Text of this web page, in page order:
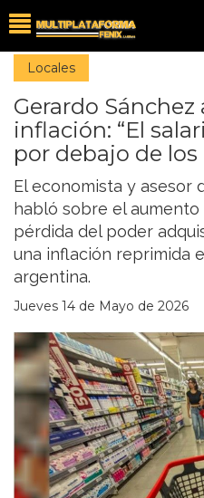
Locales
Gerardo Sánchez
inflación: “El
por debajo de los
El economista y asesor
habló sobre el
pérdida del poder
una inflación reprimida
argentina.
Jueves 14 de Mayo de 2026